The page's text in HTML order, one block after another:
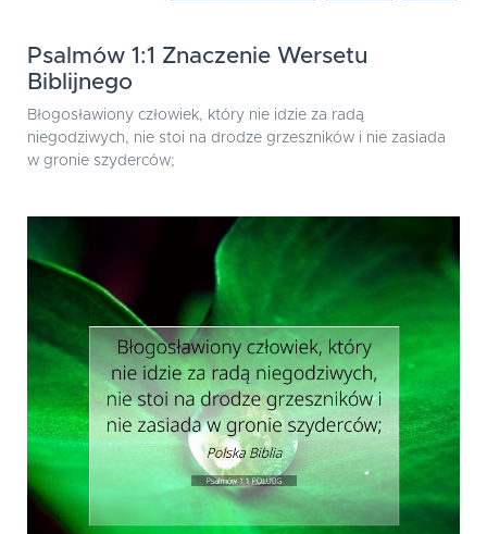
Psalmów 1:1 Znaczenie Wersetu
Biblijnego
Błogosławiony człowiek, który nie idzie za radą
niegodziwych, nie stoi na drodze grzeszników i nie zasiada
w gronie szyderców;